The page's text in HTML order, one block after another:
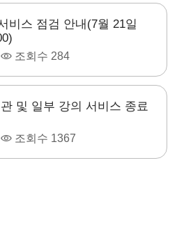
비스 점검 안내(7월 21일
조회수 284
및 일부 강의 서비스 종료
조회수 1367